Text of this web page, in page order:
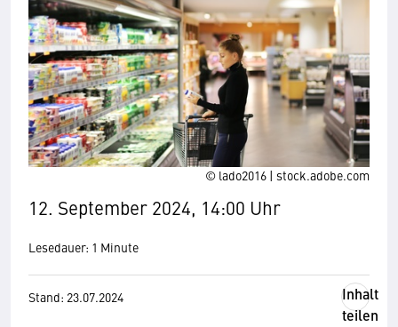
© lado2016 | stock.adobe.com
12. September 2024, 14:00 Uhr
Lesedauer: 1 Minute
Stand: 23.07.2024
Inhalt
teilen